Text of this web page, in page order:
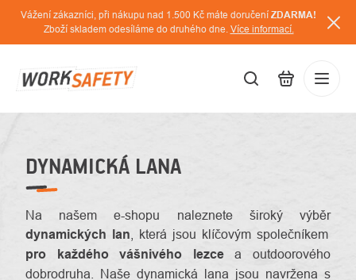
Přejít
obsah
Vážení zákazníci, při nákupu nad 1.500 Kč máte doručení ZDARMA!
Zboží skladem odesíláme do druhého dne. Více informací.
DYNAMICKÁ LANA
Na našem e-shopu naleznete široký výběr
dynamických lan , která jsou klíčovým společníkem
pro každého vášnivého lezcea outdoorového
dobrodruha. Naše dynamická lana jsou navržena s